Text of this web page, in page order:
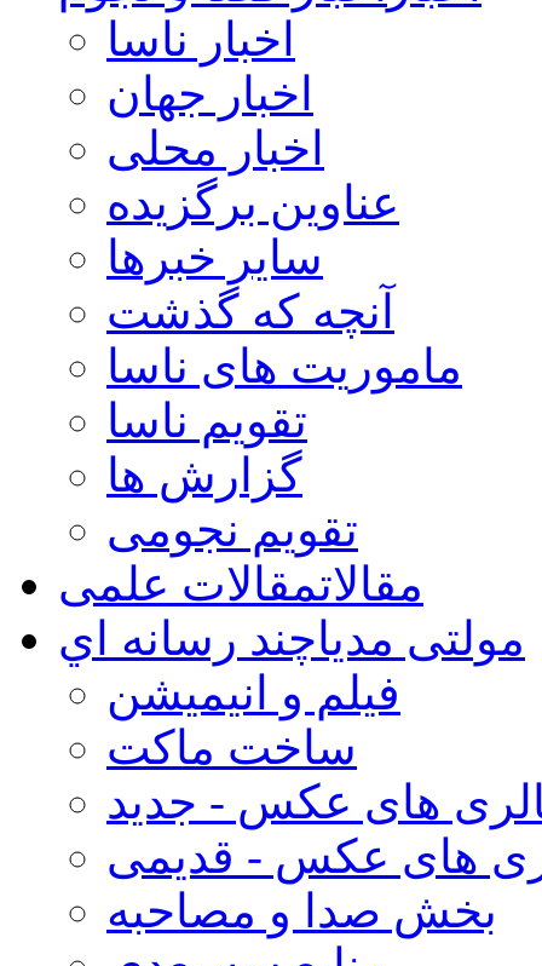
اخبار ناسا
اخبار جهان
اخبار محلی
عناوین برگزیده
سایر خبرها
آنچه که گذشت
ماموریت های ناسا
تقویم ناسا
گزارش ها
تقویم نجومی
مقالاتمقالات علمی
مولتی مدیاچند رسانه اي
فیلم و انیمیشن
ساخت ماکت
های عکس - جدید
های عکس - قدیمی
بخش صدا و مصاحبه